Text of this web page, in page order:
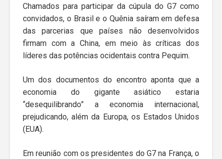
Chamados para participar da cúpula do G7 como
convidados, o Brasil e o Quênia saíram em defesa
das parcerias que países não desenvolvidos
firmam com a China, em meio às críticas dos
líderes das potências ocidentais contra Pequim.
Um dos documentos do encontro aponta que a
economia do gigante asiático estaria
“desequilibrando” a economia internacional,
prejudicando, além da Europa, os Estados Unidos
(EUA).
Em reunião com os presidentes do G7 na França, o